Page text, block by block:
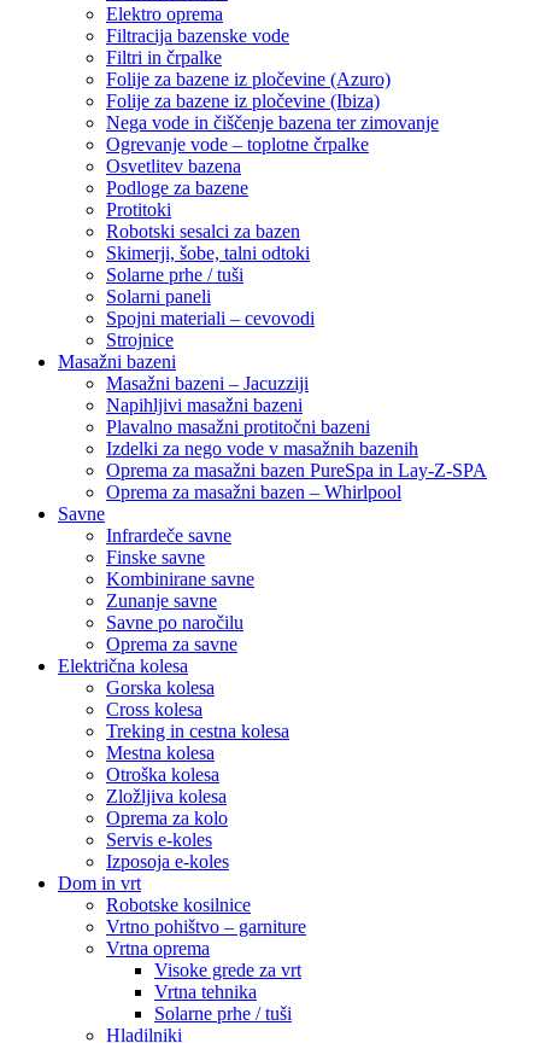
Elektro oprema
Filtracija bazenske vode
Filtri in črpalke
Folije za bazene iz pločevine (Azuro)
Folije za bazene iz pločevine (Ibiza)
Nega vode in čiščenje bazena ter zimovanje
Ogrevanje vode – toplotne črpalke
Osvetlitev bazena
Podloge za bazene
Protitoki
Robotski sesalci za bazen
Skimerji, šobe, talni odtoki
Solarne prhe / tuši
Solarni paneli
Spojni materiali – cevovodi
Strojnice
Masažni bazeni
Masažni bazeni – Jacuzziji
Napihljivi masažni bazeni
Plavalno masažni protitočni bazeni
Izdelki za nego vode v masažnih bazenih
Oprema za masažni bazen PureSpa in Lay-Z-SPA
Oprema za masažni bazen – Whirlpool
Savne
Infrardeče savne
Finske savne
Kombinirane savne
Zunanje savne
Savne po naročilu
Oprema za savne
Električna kolesa
Gorska kolesa
Cross kolesa
Treking in cestna kolesa
Mestna kolesa
Otroška kolesa
Zložljiva kolesa
Oprema za kolo
Servis e-koles
Izposoja e-koles
Dom in vrt
Robotske kosilnice
Vrtno pohištvo – garniture
Vrtna oprema
Visoke grede za vrt
Vrtna tehnika
Solarne prhe / tuši
Hladilniki